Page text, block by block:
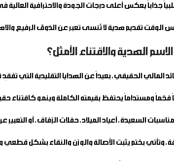
تقديم هدية لا تُنسى تعبر عن الذوق الرفيع
الهدية والاقتناء الأمثل؟
المالي الحقيقي، بعيداً عن الهدايا التقليدية التي
فخماً ومستداماً يحتفظ بقيمته الكاملة وينمو
وتأتي بختم يثبت الأصالة والوزن والنقاء بشكل